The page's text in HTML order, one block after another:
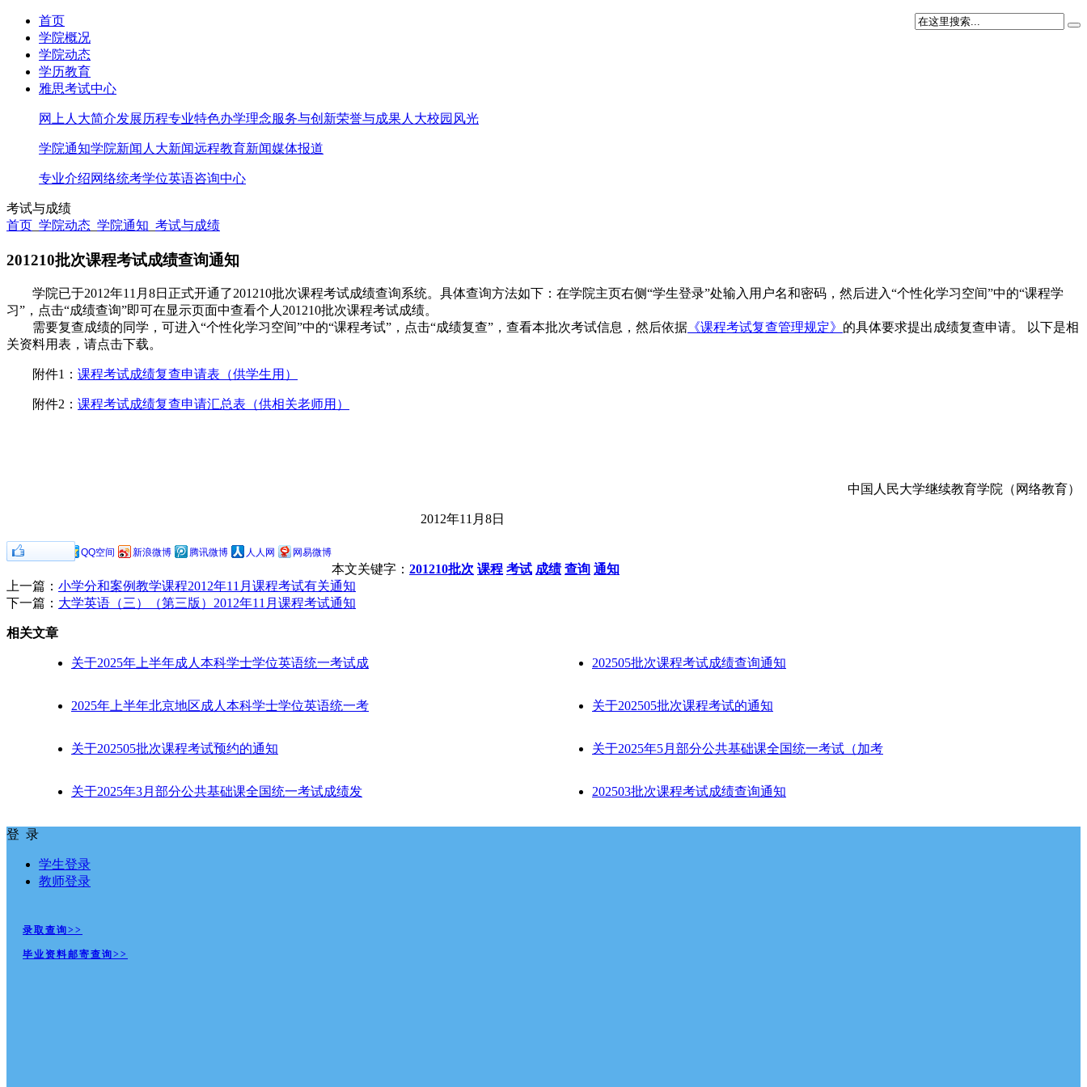
首页
学院概况
学院动态
学历教育
雅思考试中心
网上人大简介发展历程专业特色办学理念服务与创新荣誉与成果人大校园风光
学院通知学院新闻 人大新闻远程教育新闻媒体报道
专业介绍网络统考学位英语咨询中心
考试与成绩
首页 学院动态 学院通知 考试与成绩
201210批次课程考试成绩查询通知
学院已于2012年11月 8日正式开通了201210批次课程考试成绩查询系统。具体查询方法如下：在学院主页右侧“学生登录”处输入用户名和密码，然后进入“个性化学习空间”中的“课程学
习”，点击“成绩查询”即可在显示页面中查看个人201210批次课程考试成绩。
需要复查成绩的同学，可进入“个性化学习空间”中的“课程考试”，点击“成绩复查”，查看本批次考试信息，然后依据 《课程考试复查管理规定》 的具体要求提出成绩复查申请。 以下是相
关资料用表，请点击下载。
附件1： 课程考试成绩复查申请表（供学生用）
附件2： 课程考试成绩复查申请汇总表（供相关老师用）
中国人民大学继续教育学院（网络教育）
2012年11月 8日
QQ空间 新浪微博 腾讯微博 人人网 网易微博
本文关键字： 201210批次 课程 考试 成绩 查询 通知
上一篇： 小学分和案例教学课程2012年11月课程考试有关通知
下一篇： 大学英语（三）（第三版）2012年11月课程考试通知
相关文章
关于2025年上半年成人本科学士学位英语统一考试成 202505批次课程考试成绩查询通知
2025年上半年北京地区成人本科学士学位英语统一考 关于202505批次课程考试的通知
关于202505批次课程考试预约的通知 关于2025年5月部分公共基础课全国统一考试（加考
关于2025年3月部分公共基础课全国统一考试成绩发 202503批次课程考试成绩查询通知
登 录
学生登录
教师登录
录取查询>>
毕业资料邮寄查询>>